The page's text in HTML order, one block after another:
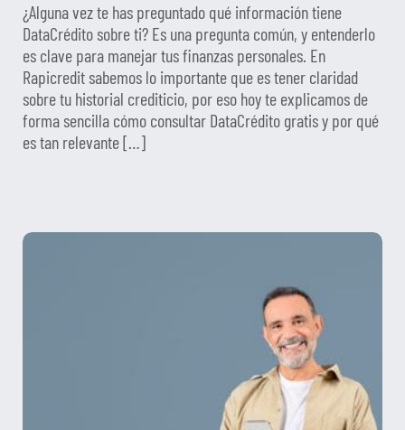
¿Alguna vez te has preguntado qué información tiene
DataCrédito sobre ti? Es una pregunta común, y entenderlo
es clave para manejar tus finanzas personales. En
Rapicredit sabemos lo importante que es tener claridad
sobre tu historial crediticio, por eso hoy te explicamos de
forma sencilla cómo consultar DataCrédito gratis y por qué
es tan relevante […]